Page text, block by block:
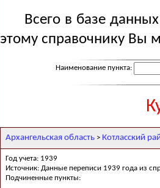
Всего в базе
этому справочнику Вы
Наименование пункта:
Архангельская область > Котласский
Год учета: 1939
Источник: Данные переписи 1939 года из
Подчиненные пункты: